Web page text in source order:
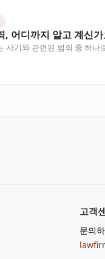
, 어디까지 알고 계신
사기와 관련된 범죄 중 하나
연…
고객
문의